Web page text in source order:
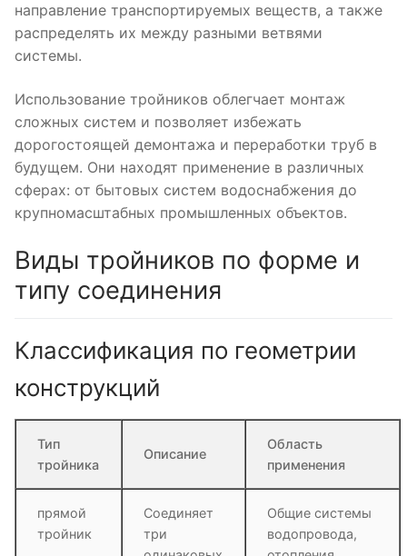
направление транспортируемых веществ, а также
распределять их между разными ветвями
системы.
Использование тройников облегчает монтаж
сложных систем и позволяет избежать
дорогостоящей демонтажа и переработки труб в
будущем. Они находят применение в различных
сферах: от бытовых систем водоснабжения до
крупномасштабных промышленных объектов.
Виды тройников по форме и
типу соединения
Классификация по геометрии
конструкций
Тип
тройника
Описание
Область
применения
прямой
тройник
Соединяет
три
Общие системы
водопровода,